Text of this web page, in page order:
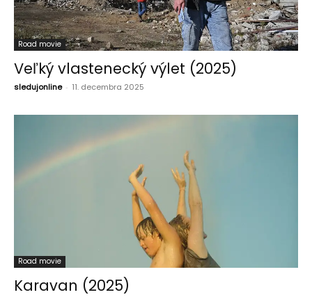
Road movie
Veľký vlastenecký výlet (2025)
sledujonline - 11. decembra 2025
Road movie
Karavan (2025)